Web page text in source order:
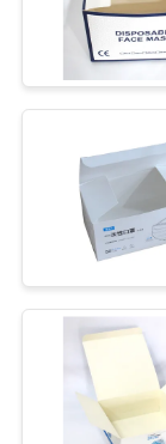
la